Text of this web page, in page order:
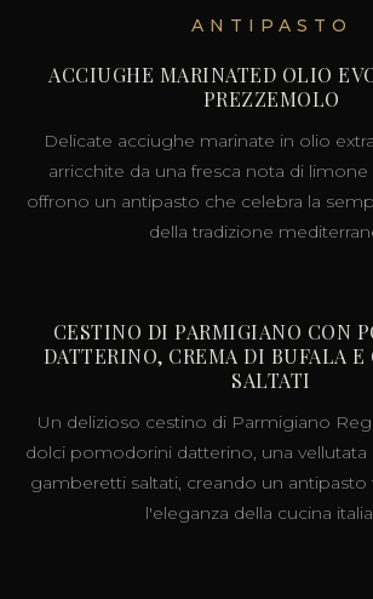
ANTIPASTO
ACCIUGHE MARINATED OLIO
PREZZEMOLO
Delicate acciughe marinate in olio
arricchite da una fresca nota di
offrono un antipasto che celebra la
della tradizione
CESTINO DI PARMIGIANO CON
DATTERINO, CREMA DI BUFALA E
SALTATI
Un delizioso cestino di Parmigiano
dolci pomodorini datterino, una vellutata
gamberetti saltati, creando un antipasto
l'eleganza della cucina